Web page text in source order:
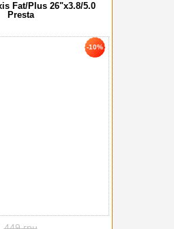
Fat/Plus 26"x3.8/5.0
Presta
-10%